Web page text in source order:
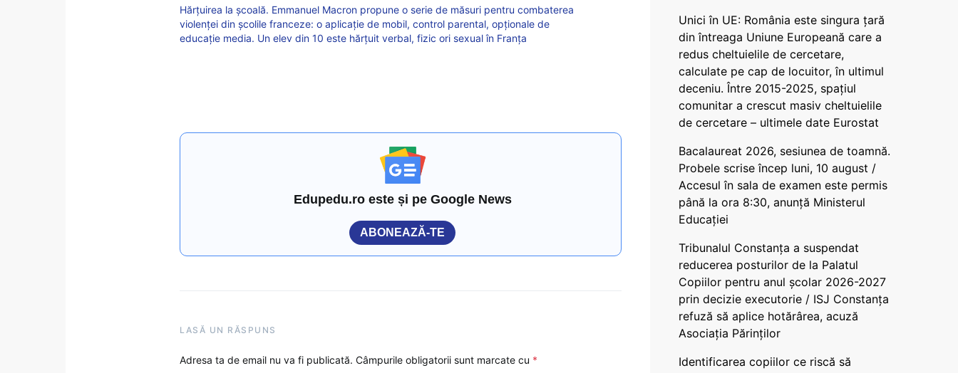
Hărțuirea la școală. Emmanuel Macron propune o serie de măsuri pentru combaterea
violenței din școlile franceze: o aplicație de mobil, control parental, opționale de
educație media. Un elev din 10 este hărțuit verbal, fizic ori sexual în Franța
Edupedu.ro este și pe Google News
ABONEAZĂ-TE
LASĂ UN RĂSPUNS
Adresa ta de email nu va fi publicată. Câmpurile obligatorii sunt marcate cu *
Unici în UE: România este singura țară
din întreaga Uniune Europeană care a
redus cheltuielile de cercetare,
calculate pe cap de locuitor, în ultimul
deceniu. Între 2015-2025, spațiul
comunitar a crescut masiv cheltuielile
de cercetare – ultimele date Eurostat
Bacalaureat 2026, sesiunea de toamnă.
Probele scrise încep luni, 10 august /
Accesul în sala de examen este permis
până la ora 8:30, anunță Ministerul
Educației
Tribunalul Constanța a suspendat
reducerea posturilor de la Palatul
Copiilor pentru anul școlar 2026-2027
prin decizie executorie / ISJ Constanța
refuză să aplice hotărârea, acuză
Asociația Părinților
Identificarea copiilor ce riscă să